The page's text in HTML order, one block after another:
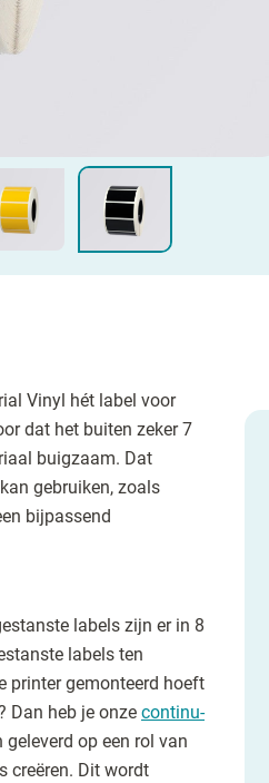
Vinyl hét label voor
dat het buiten zeker 7
buigzaam. Dat
gebruiken, zoals
bijpassend
labels zijn er in 8
labels ten
printer gemonteerd hoeft
Dan heb je onze continu-
op een rol van
creëren. Dit wordt